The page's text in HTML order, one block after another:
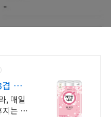
도
, 매일
는 이